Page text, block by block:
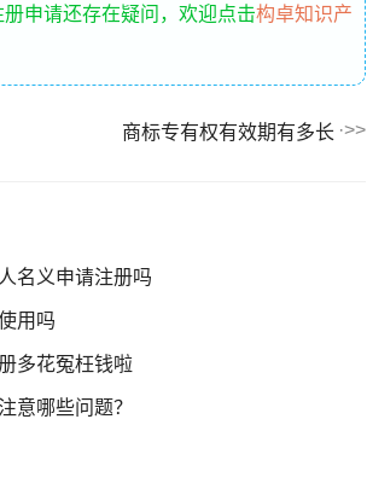
申请还存在疑问，欢迎点击构卓知识产
商标专有权有效期有多长
名义申请注册吗
用吗
多花冤枉钱啦
意哪些问题？